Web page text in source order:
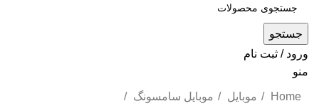
جستجو
ورود / ثبت نام
منو
Home موبایل
موبایل سامسونگ